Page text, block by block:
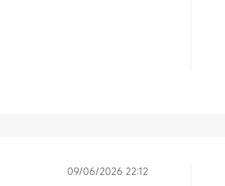
09/06/2026 22:12